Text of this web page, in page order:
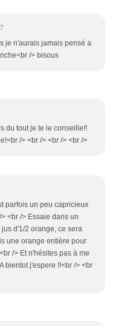
je n'aurais jamais pensé a
/> bisous
du tout je te le conseille!!
/> <br /> <br /> <br />
parfois un peu capricieux
<br /> Essaie dans un
d'1/2 orange, ce sera
une orange entière pour
/> Et n'hésites pas à me
bientot j'espere !!<br /> <br